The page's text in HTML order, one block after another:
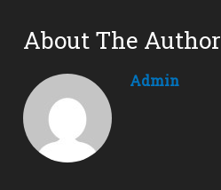
About The Author
Admin